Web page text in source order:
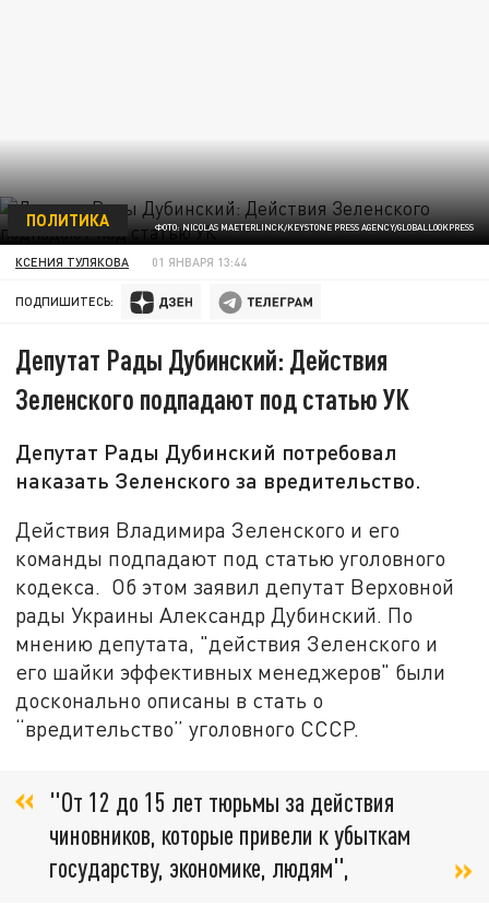
ФОТО: NICOLAS MAETERLINCK/KEYSTONE PRESS AGENCY/GLOBALLOOKPRESS
ПОЛИТИКА
КСЕНИЯ ТУЛЯКОВА 01 ЯНВАРЯ 13:44
ПОДПИШИТЕСЬ:
Депутат Рады Дубинский: Действия
Зеленского подпадают под статью УК
Депутат Рады Дубинский потребовал
наказать Зеленского за вредительство.
Действия Владимира Зеленского и его
команды подпадают под статью уголовного
кодекса. Об этом заявил депутат Верховной
рады Украины Александр Дубинский. По
мнению депутата, "действия Зеленского и
его шайки эффективных менеджеров" были
досконально описаны в стать о
“вредительство” уголовного СССР.
"От 12 до 15 лет тюрьмы за действия
чиновников, которые привели к убыткам
государству, экономике, людям",